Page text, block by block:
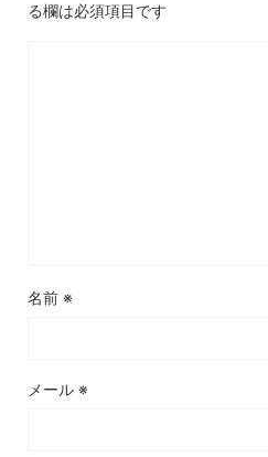
る欄は必須項目です
名前 ※
メール ※